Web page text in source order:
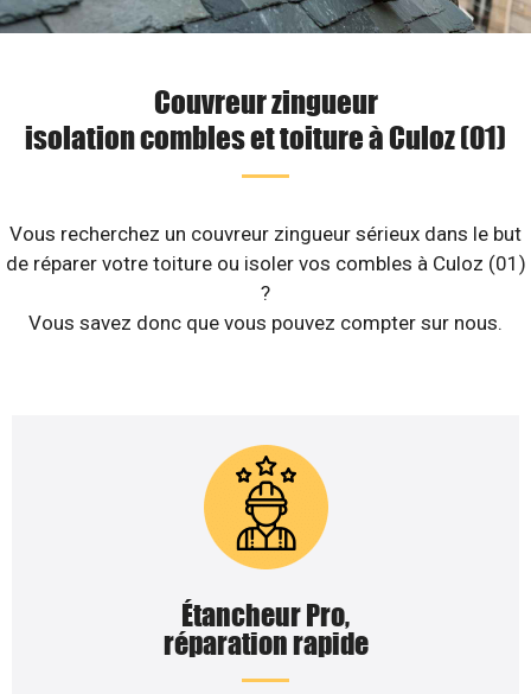
Couvreur zingueur
isolation combles et toiture à Culoz (01)
Vous recherchez un couvreur zingueur sérieux dans le but
de réparer votre toiture ou isoler vos combles à Culoz (01)
?
Vous savez donc que vous pouvez compter sur nous.
Étancheur Pro,
réparation rapide